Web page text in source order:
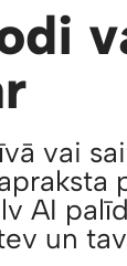
vai
AI
un